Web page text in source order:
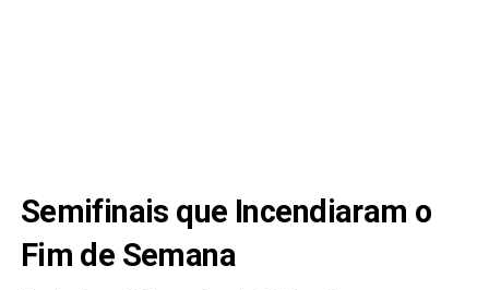
Semifinais que Incendiaram o
Fim de Semana